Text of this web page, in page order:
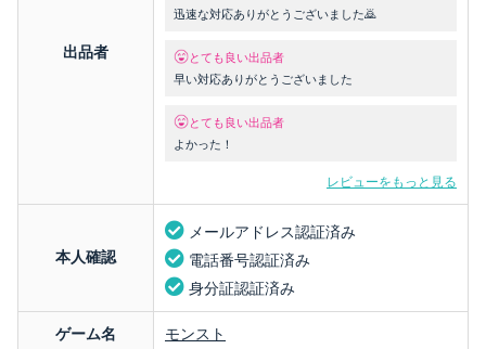
出品者
迅速な対応ありがとうございました🙇
とても良い出品者
早い対応ありがとうございました
とても良い出品者
よかった！
レビューをもっと見る
本人確認
メールアドレス認証済み
電話番号認証済み
身分証認証済み
ゲーム名 モンスト